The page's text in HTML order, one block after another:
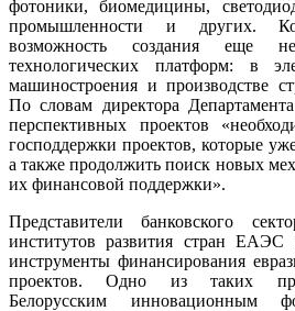
фотоники, биомедицины,
промышленности и других.
возможность создания еще
технологических платформ: в
машиностроения и производстве
По словам директора
перспективных проектов
господдержки проектов, которые
а также продолжить поиск новых
их финансовой поддержки».
Представители банковского
институтов развития стран
инструменты финансирования
проектов. Одно из таких
Белорусским инновационным